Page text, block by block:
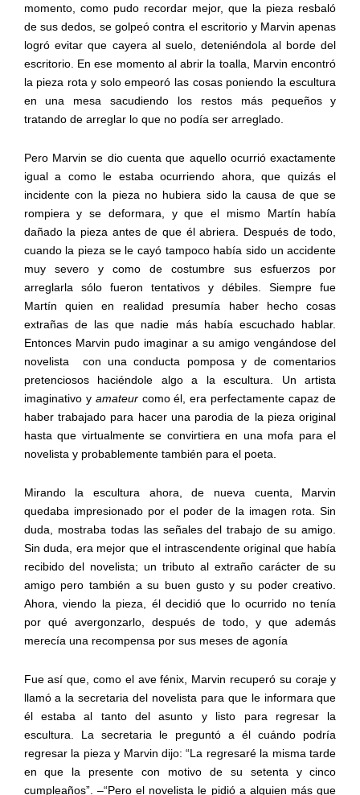
momento, como pudo recordar mejor, que la pieza resbaló
de sus dedos, se golpeó contra el escritorio y Marvin apenas
logró evitar que cayera al suelo, deteniéndola al borde del
escritorio. En ese momento al abrir la toalla, Marvin encontró
la pieza rota y solo empeoró las cosas poniendo la escultura
en una mesa sacudiendo los restos más pequeños y
tratando de arreglar lo que no podía ser arreglado.
Pero Marvin se dio cuenta que aquello ocurrió exactamente
igual a como le estaba ocurriendo ahora, que quizás el
incidente con la pieza no hubiera sido la causa de que se
rompiera y se deformara, y que el mismo Martín había
dañado la pieza antes de que él abriera. Después de todo,
cuando la pieza se le cayó tampoco había sido un accidente
muy severo y como de costumbre sus esfuerzos por
arreglarla sólo fueron tentativos y débiles. Siempre fue
Martín quien en realidad presumía haber hecho cosas
extrañas de las que nadie más había escuchado hablar.
Entonces Marvin pudo imaginar a su amigo vengándose del
novelista
con una conducta pomposa y de comentarios
pretenciosos haciéndole algo a la escultura. Un artista
imaginativo y amateurcomo él, era perfectamente capaz de
haber trabajado para hacer una parodia de la pieza original
hasta que virtualmente se convirtiera en una mofa para el
novelista y probablemente también para el poeta.
Mirando la escultura ahora, de nueva cuenta, Marvin
quedaba impresionado por el poder de la imagen rota. Sin
duda, mostraba todas las señales del trabajo de su amigo.
Sin duda, era mejor que el intrascendente original que había
recibido del novelista; un tributo al extraño carácter de su
amigo pero también a su buen gusto y su poder creativo.
Ahora, viendo la pieza, él decidió que lo ocurrido no tenía
por qué avergonzarlo, después de todo, y que además
merecía una recompensa por sus meses de agonía
Fue así que, como el ave fénix, Marvin recuperó su coraje y
llamó a la secretaria del novelista para que le informara que
él estaba al tanto del asunto y listo para regresar la
escultura. La secretaria le preguntó a él cuándo podría
regresar la pieza y Marvin dijo: “La regresaré la misma tarde
en que la presente con motivo de su setenta y cinco
cumpleaños”. –“Pero el novelista le pidió a alguien más que